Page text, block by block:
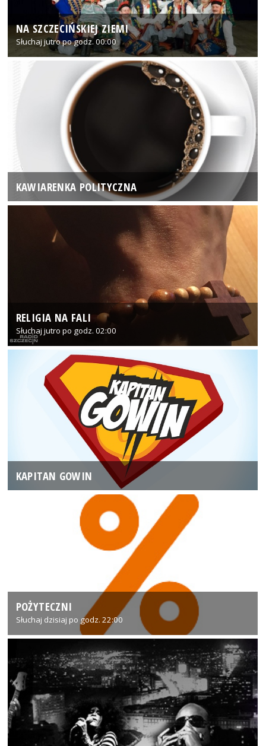
NA SZCZECIŃSKIEJ ZIEMI
Słuchaj jutro po godz. 00:00
KAWIARENKA POLITYCZNA
RELIGIA NA FALI
Słuchaj jutro po godz. 02:00
KAPITAN GOWIN
POŻYTECZNI
Słuchaj dzisiaj po godz. 22:00